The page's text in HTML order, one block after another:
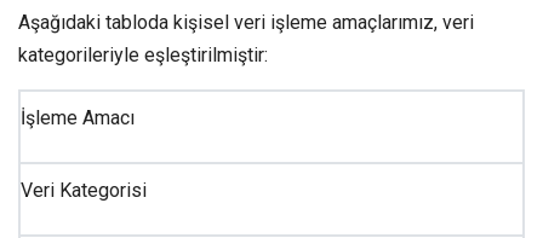
Aşağıdaki tabloda kişisel veri işleme amaçlarımız, veri
kategorileriyle eşleştirilmiştir:
İşleme Amacı
Veri Kategorisi